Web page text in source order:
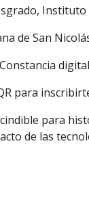
de San
digital
para
para
de las